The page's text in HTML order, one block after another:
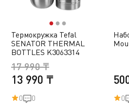
●● ●
Термокружка Tefal
SENATOR THERMAL
BOTTLES K3063314
13 990 ₸
17 990 ₸
0 0 0